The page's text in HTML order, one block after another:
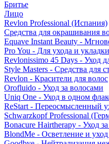
Бритье
Лицо
Revlon Professional (Испания)
Средства для окрашивания
Equave Instant Beauty -
Pro You - Для ухода и
Revlonissimo 45 Days - Уход
Style Masters - Средства для
Revlon - Красители для волос
Orofluido - Уход за волосами
Uniq One - Уход в одном
ReStart - Переосмысленный
Schwarzkopf Professional
Bonacure Hairtherapy - Уход
BlondMe - Осветление и